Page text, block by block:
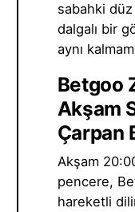
sabahki
dalgalı bir
aynı
Betgoo
Akşam
Çarpan
Akşam
pencere,
hareketli